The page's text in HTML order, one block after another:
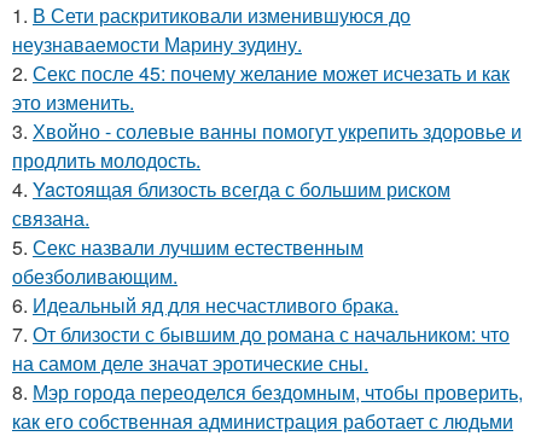
1. В Сети раскритиковали изменившуюся до
неузнаваемости Марину зудину.
2. Секс после 45: почему желание может исчезать и как
это изменить.
3. Хвойно - солевые ванны помогут укрепить здоровье и
продлить молодость.
4. Yacтоящая близость всегда с большим риском
связана.
5. Секс назвали лучшим естественным
обезболивающим.
6. Идеальный яд для несчастливого брака.
7. От близости с бывшим до романа с начальником: что
на самом деле значат эротические сны.
8. Мэр города переоделся бездомным, чтобы проверить,
как его собственная администрация работает с людьми